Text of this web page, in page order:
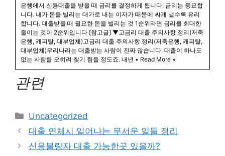
은행에서 신용대출을 받을 때 금리를 결정하게 됩니다. 금리는 중요합
니다. 내가 돈을 빌리는 대가로 내는 이자가 때문에 싸게 낼수록 유리
합니다. 대출받을 때 필요한 돈을 빌리는 것 1순위라면 금리를 최대한
줄이는 것이 2순위입니다 [참고글] ▼고금리 대출 주의사항 정리(저축
은행, 캐피탈, 대부업체)고금리 대출 주의사항 정리(저축은행, 캐피탈,
대부업체)우리나라는 대출받는 사람이 진짜 많습니다. 대출이 하나도
없는 사람을 오히려 찾기 힘들 정도죠. 내년 • Read More »
관련
Categories
Uncategorized
Post
navigation
대출 연체시 일어나는 무서운 일들 정리
신용불량자 대출 가능한곳 있을까?